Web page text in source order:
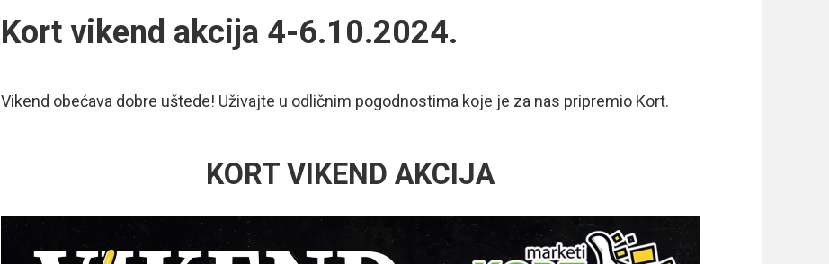
Kort vikend akcija 4-6.10.2024.
Vikend obećava dobre uštede! Uživajte u odličnim pogodnostima koje je za nas pripremio Kort.
KORT VIKEND AKCIJA